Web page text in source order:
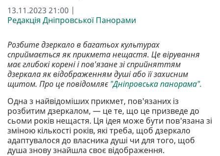
13.11.2023 21:00 |
Редакція Дніпровської Панорами
Розбите дзеркало в багатьох культурах
сприймається як прикмета нещастя. Це вірування
має глибокі корені і пов'язане зі сприйняттям
дзеркала як відображенням душі або її захисним
щитом. Про це повідомляє"Дніпровська панорама".
Одна з найвідоміших прикмет, пов'язаних із
розбитим дзеркалом, — це те, що це призведе до
сьоми років нещастя. Ця ідея може бути пов'язана зі
зміною кількості років, які треба, щоб дзеркало
адаптувалося до власника душі чи для того, щоб
душа знову знайшла своє відображення.